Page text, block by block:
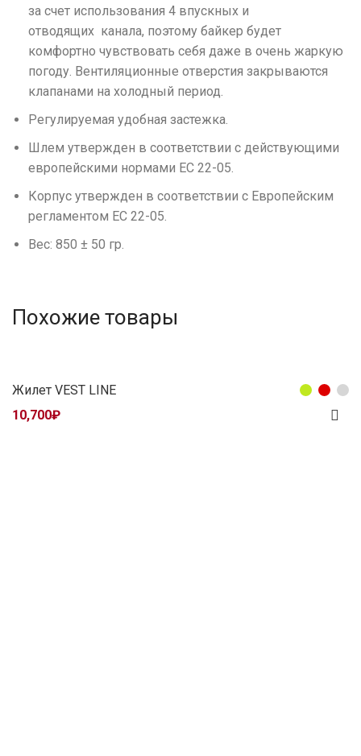
за счет использования 4 впускных и
отводящих канала, поэтому байкер будет
комфортно чувствовать себя даже в очень жаркую
погоду. Вентиляционные отверстия закрываются
клапанами на холодный период.
Регулируемая удобная застежка.
Шлем утвержден в соответствии с действующими
европейскими нормами ЕС 22-05.
Корпус утвержден в соответствии с Европейским
регламентом ЕС 22-05.
Вес: 850 ± 50 гр.
Похожие товары
Жилет VEST LINE
10,700₽